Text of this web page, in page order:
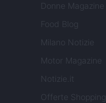
Donne Magazine
Food Blog
Milano Notizie
Motor Magazine
Notizie.it
Offerte Shopping